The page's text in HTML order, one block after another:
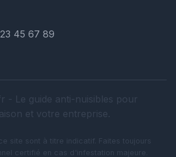
45 67 89
- Le guide anti-nuisibles pour
et votre entreprise.
site sont à titre indicatif. Faites toujours
certifié en cas d'infestation majeure.